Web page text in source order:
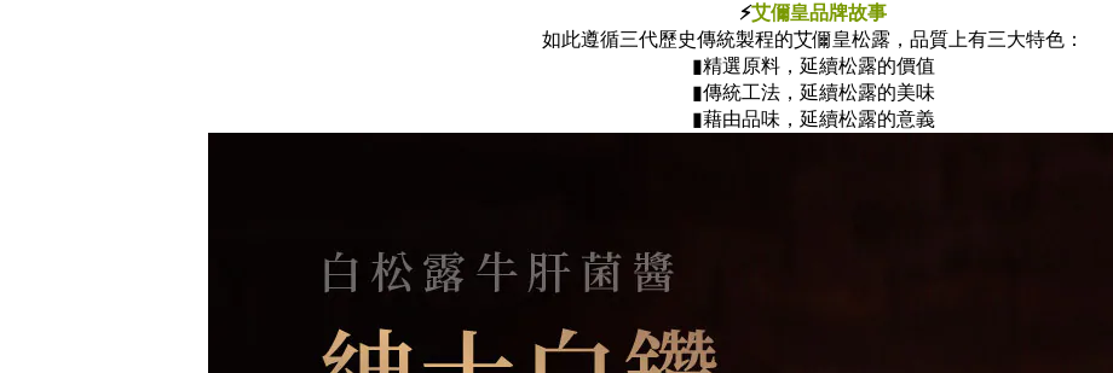
⚡艾儞皇品牌故事
如此遵循三代歷史傳統製程的艾儞皇松露，品質上有三大特色：
▮精選原料，延續松露的價值
▮傳統工法，延續松露的美味
▮藉由品味，延續松露的意義